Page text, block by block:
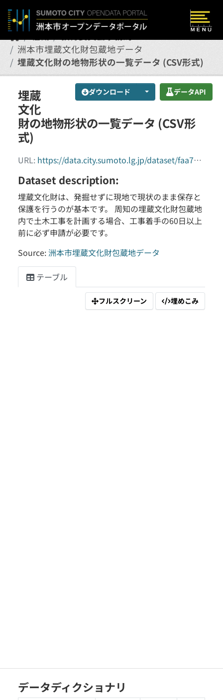
洲本市埋蔵文化財包蔵地データ
埋蔵文化財の地物形状の一覧データ (CSV形式)
ダウンロード データAPI
埋蔵
文化
財の地物形状の一覧データ (CSV形
式)
URL: https://data.city.sumoto.lg.jp/dataset/faa7cbab-9ee7-4c9a-9b2a-f881a88fc143/resource/cf92e0bf-02f7-4e1b-ab5d-372c2ca1884d/download/tbl_geometry.csv
Dataset description:
埋蔵文化財は、発掘せずに現地で現状のまま保存と
保護を行うのが基本です。 周知の埋蔵文化財包蔵地
内で土木工事を計画する場合、工事着手の60日以上
前に必ず申請が必要です。
Source:洲本市埋蔵文化財包蔵地データ
テーブル
フルスクリーン 埋めこみ
データディクショナリ